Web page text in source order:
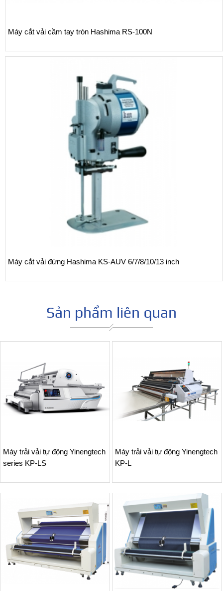
Máy cắt vải cầm tay tròn Hashima RS-100N
Máy cắt vải đứng Hashima KS-AUV 6/7/8/10/13 inch
Sản phẩm liên quan
Máy trải vải tự động Yinengtech
series KP-LS
Máy trải vải tự động Yinengtech
KP-L